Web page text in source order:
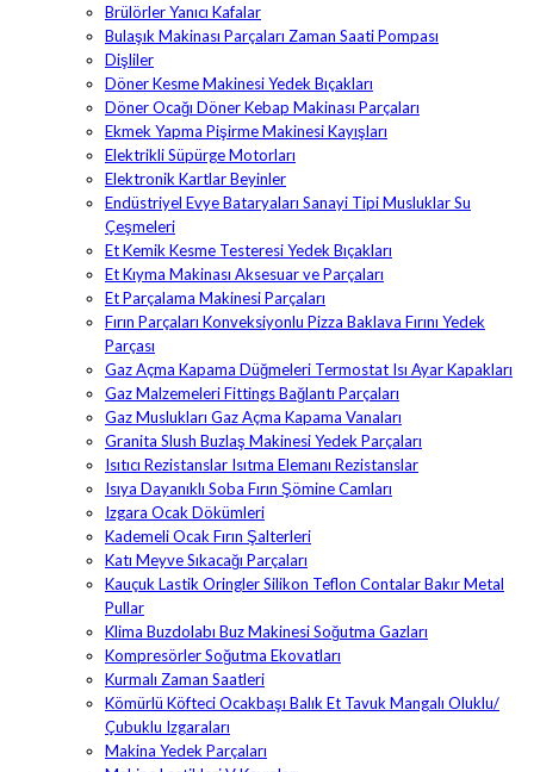
Brülörler Yanıcı Kafalar
Bulaşık Makinası Parçaları Zaman Saati Pompası
Dişliler
Döner Kesme Makinesi Yedek Bıçakları
Döner Ocağı Döner Kebap Makinası Parçaları
Ekmek Yapma Pişirme Makinesi Kayışları
Elektrikli Süpürge Motorları
Elektronik Kartlar Beyinler
Endüstriyel Evye Bataryaları Sanayi Tipi Musluklar Su
Çeşmeleri
Et Kemik Kesme Testeresi Yedek Bıçakları
Et Kıyma Makinası Aksesuar ve Parçaları
Et Parçalama Makinesi Parçaları
Fırın Parçaları Konveksiyonlu Pizza Baklava Fırını Yedek
Parçası
Gaz Açma Kapama Düğmeleri Termostat Isı Ayar Kapakları
Gaz Malzemeleri Fittings Bağlantı Parçaları
Gaz Muslukları Gaz Açma Kapama Vanaları
Granita Slush Buzlaş Makinesi Yedek Parçaları
Isıtıcı Rezistanslar Isıtma Elemanı Rezistanslar
Isıya Dayanıklı Soba Fırın Şömine Camları
Izgara Ocak Dökümleri
Kademeli Ocak Fırın Şalterleri
Katı Meyve Sıkacağı Parçaları
Kauçuk Lastik Oringler Silikon Teflon Contalar Bakır Metal
Pullar
Klima Buzdolabı Buz Makinesi Soğutma Gazları
Kompresörler Soğutma Ekovatları
Kurmalı Zaman Saatleri
Kömürlü Köfteci Ocakbaşı Balık Et Tavuk Mangalı Oluklu/
Çubuklu Izgaraları
Makina Yedek Parçaları